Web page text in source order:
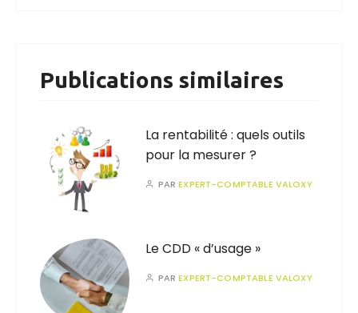
Publications similaires
La rentabilité : quels outils
pour la mesurer ?
PAREXPERT-COMPTABLE VALOXY
Le CDD « d’usage »
PAREXPERT-COMPTABLE VALOXY